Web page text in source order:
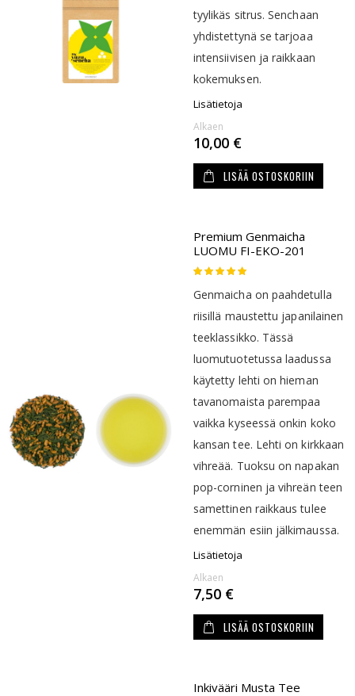
tyylikäs sitrus. Senchaan
yhdistettynä se tarjoaa
intensiivisen ja raikkaan
kokemuksen.
Lisätietoja
Alkaen
10,00 €
LISÄÄ OSTOSKORIIN
Premium Genmaicha
LUOMU FI-EKO-201
Rating:
100
% of 100
Genmaicha on paahdetulla
riisillä maustettu japanilainen
teeklassikko. Tässä
luomutuotetussa laadussa
käytetty lehti on hieman
tavanomaista parempaa
vaikka kyseessä onkin koko
kansan tee. Lehti on kirkkaan
vihreää. Tuoksu on napakan
pop-corninen ja vihreän teen
samettinen raikkaus tulee
enemmän esiin jälkimaussa.
Lisätietoja
Alkaen
7,50 €
LISÄÄ OSTOSKORIIN
Inkivääri Musta Tee